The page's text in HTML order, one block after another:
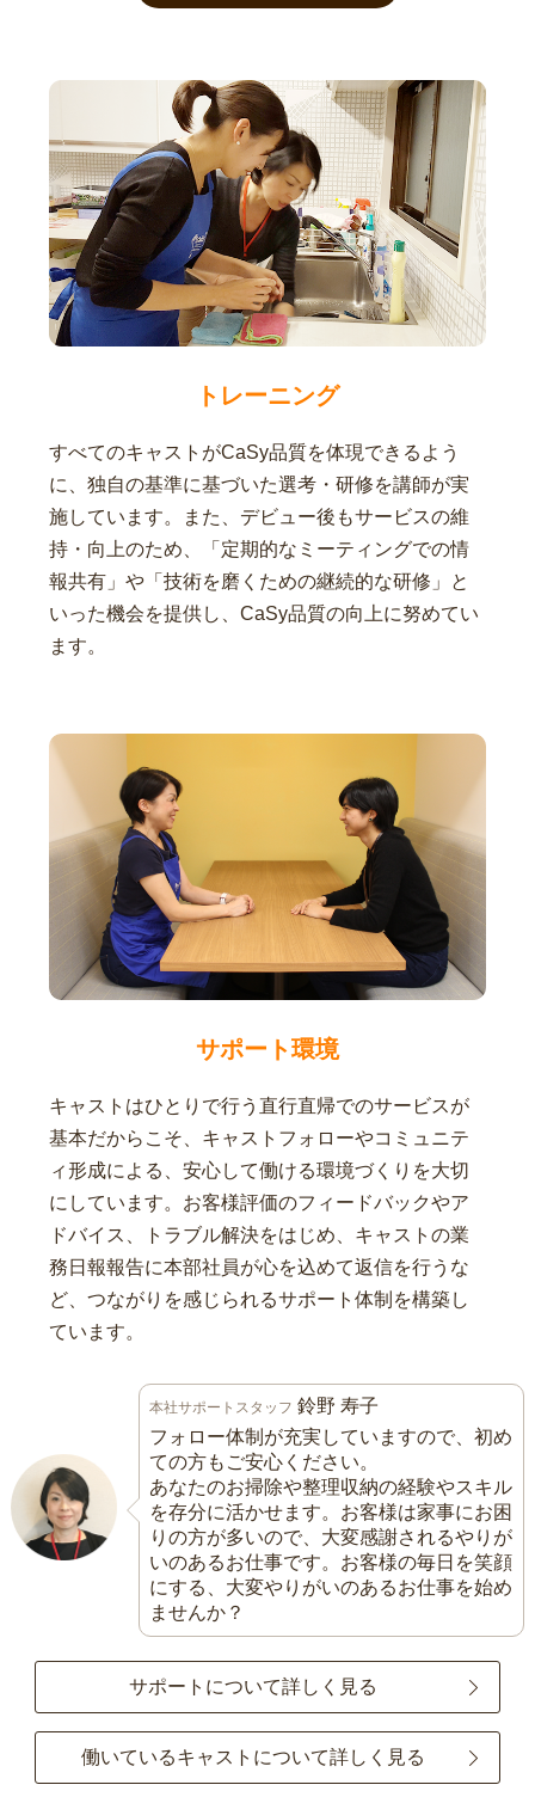
トレーニング
すべてのキャストがCaSy品質を体現できるよう
に、独自の基準に基づいた選考・研修を講師が実
施しています。また、デビュー後もサービスの維
持・向上のため、「定期的なミーティングでの情
報共有」や「技術を磨くための継続的な研修」と
いった機会を提供し、CaSy品質の向上に努めてい
ます。
サポート環境
キャストはひとりで行う直行直帰でのサービスが
基本だからこそ、キャストフォローやコミュニテ
ィ形成による、安心して働ける環境づくりを大切
にしています。お客様評価のフィードバックやア
ドバイス、トラブル解決をはじめ、キャストの業
務日報報告に本部社員が心を込めて返信を行うな
ど、つながりを感じられるサポート体制を構築し
ています。
本社サポートスタッフ 鈴野 寿子
フォロー体制が充実していますので、初め
ての方もご安心ください。
あなたのお掃除や整理収納の経験やスキル
を存分に活かせます。お客様は家事にお困
りの方が多いので、大変感謝されるやりが
いのあるお仕事です。お客様の毎日を笑顔
にする、大変やりがいのあるお仕事を始め
ませんか？
サポートについて詳しく見る
働いているキャストについて詳しく見る